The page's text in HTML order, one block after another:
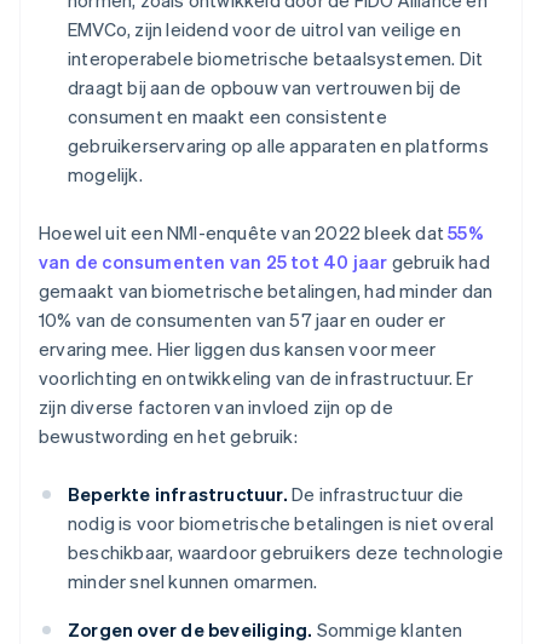
EMVCo, zijn leidend voor de uitrol van veilige en
interoperabele biometrische betaalsystemen. Dit
draagt bij aan de opbouw van vertrouwen bij de
consument en maakt een consistente
gebruikerservaring op alle apparaten en platforms
mogelijk.
Hoewel uit een NMI-enquête van 2022 bleek dat55%
van de consumenten van 25 tot 40 jaar gebruik had
gemaakt van biometrische betalingen, had minder dan
10% van de consumenten van 57 jaar en ouder er
ervaring mee. Hier liggen dus kansen voor meer
voorlichting en ontwikkeling van de infrastructuur. Er
zijn diverse factoren van invloed zijn op de
bewustwording en het gebruik:
Beperkte infrastructuur. De infrastructuur die
nodig is voor biometrische betalingen is niet overal
beschikbaar, waardoor gebruikers deze technologie
minder snel kunnen omarmen.
Zorgen over de beveiliging. Sommige klanten